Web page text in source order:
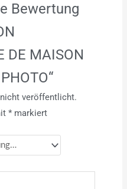
Bewertung
DE MAISON
veröffentlicht.
*markiert